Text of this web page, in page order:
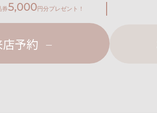
券5,000 円分プレゼント！
予約